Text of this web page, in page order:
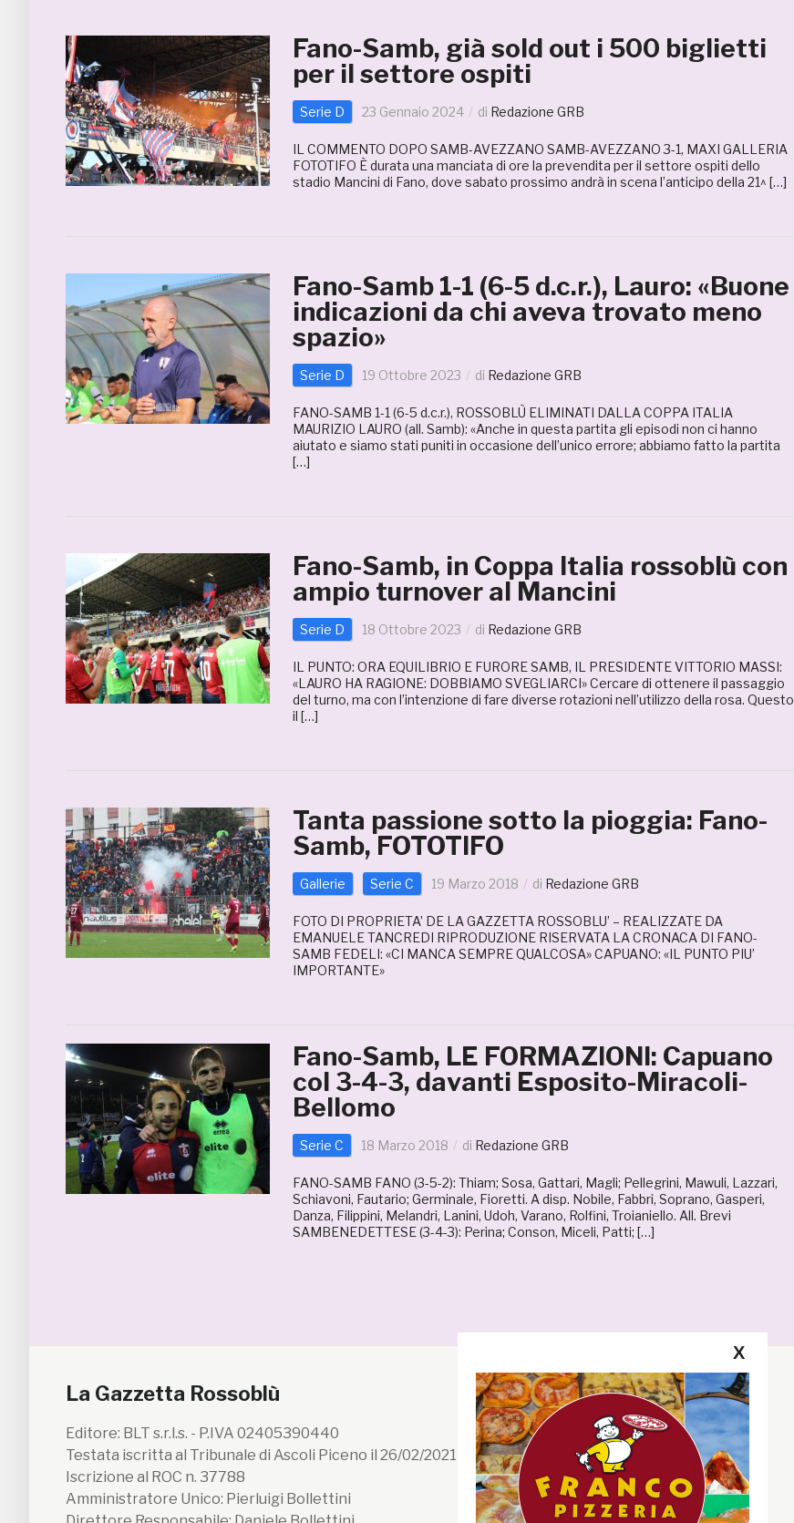
Fano-Samb, già sold out i 500 biglietti
per il settore ospiti
Serie D 23 Gennaio 2024 di Redazione GRB
IL COMMENTO DOPO SAMB-AVEZZANO SAMB-AVEZZANO 3-1, MAXI GALLERIA
FOTOTIFO È durata una manciata di ore la prevendita per il settore ospiti dello
stadio Mancini di Fano, dove sabato prossimo andrà in scena l’anticipo della 21^ […]
Fano-Samb 1-1 (6-5 d.c.r.), Lauro: «Buone
indicazioni da chi aveva trovato meno
spazio»
Serie D 19 Ottobre 2023 di Redazione GRB
FANO-SAMB 1-1 (6-5 d.c.r.), ROSSOBLÙ ELIMINATI DALLA COPPA ITALIA
MAURIZIO LAURO (all. Samb): «Anche in questa partita gli episodi non ci hanno
aiutato e siamo stati puniti in occasione dell’unico errore; abbiamo fatto la partita
[…]
Fano-Samb, in Coppa Italia rossoblù con
ampio turnover al Mancini
Serie D 18 Ottobre 2023 di Redazione GRB
IL PUNTO: ORA EQUILIBRIO E FURORE SAMB, IL PRESIDENTE VITTORIO MASSI:
«LAURO HA RAGIONE: DOBBIAMO SVEGLIARCI» Cercare di ottenere il passaggio
del turno, ma con l’intenzione di fare diverse rotazioni nell’utilizzo della rosa. Questo
il […]
Tanta passione sotto la pioggia: Fano-
Samb, FOTOTIFO
Gallerie Serie C 19 Marzo 2018 di Redazione GRB
FOTO DI PROPRIETA’ DE LA GAZZETTA ROSSOBLU’ – REALIZZATE DA
EMANUELE TANCREDI RIPRODUZIONE RISERVATA LA CRONACA DI FANO-
SAMB FEDELI: «CI MANCA SEMPRE QUALCOSA» CAPUANO: «IL PUNTO PIU’
IMPORTANTE»
Fano-Samb, LE FORMAZIONI: Capuano
col 3-4-3, davanti Esposito-Miracoli-
Bellomo
Serie C 18 Marzo 2018 di Redazione GRB
FANO-SAMB FANO (3-5-2): Thiam; Sosa, Gattari, Magli; Pellegrini, Mawuli, Lazzari,
Schiavoni, Fautario; Germinale, Fioretti. A disp. Nobile, Fabbri, Soprano, Gasperi,
Danza, Filippini, Melandri, Lanini, Udoh, Varano, Rolfini, Troianiello. All. Brevi
SAMBENEDETTESE (3-4-3): Perina; Conson, Miceli, Patti; […]
La Gazzetta Rossoblù
Editore: BLT s.r.l.s. - P.IVA 02405390440
Testata iscritta al Tribunale di Ascoli Piceno il 26/02/2021 n. 199/2021
Iscrizione al ROC n. 37788
Amministratore Unico: Pierluigi Bollettini
Segui la GRB
Facebook
Instagram
X